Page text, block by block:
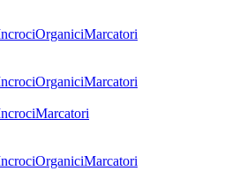
OrganiciMarcatori
OrganiciMarcatori
Marcatori
OrganiciMarcatori